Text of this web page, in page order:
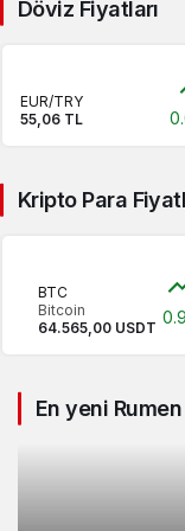
Döviz Fiyatları
EUR/TRY
55,06 TL
Kripto Para
BTC
Bitcoin
64.565,00 USDT
En yeni